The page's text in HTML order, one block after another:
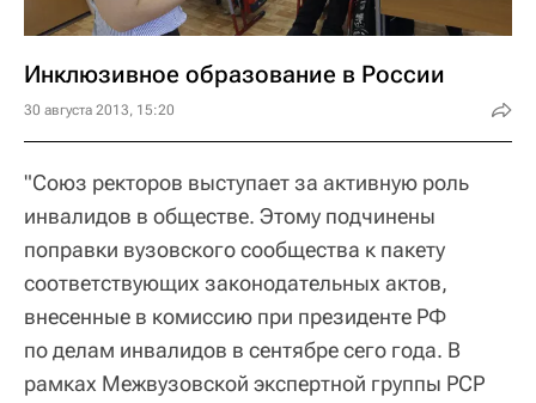
Инклюзивное образование в России
30 августа 2013, 15:20
"Союз ректоров выступает за активную роль
инвалидов в обществе. Этому подчинены
поправки вузовского сообщества к пакету
соответствующих законодательных актов,
внесенные в комиссию при президенте РФ
по делам инвалидов в сентябре сего года. В
рамках Межвузовской экспертной группы РСР